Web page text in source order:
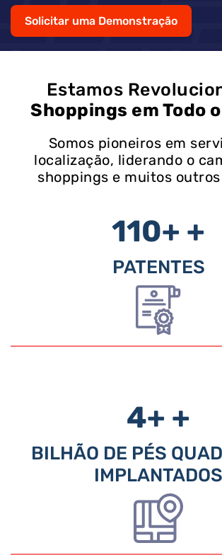
Solicitar uma Demonstração
Estamos
Shoppings em Todo
Somos pioneiros em
localização, liderando o
shoppings e muitos
110+ +
PATENTES
4+ +
BILHÃO DE PÉS
IMPLANTADOS